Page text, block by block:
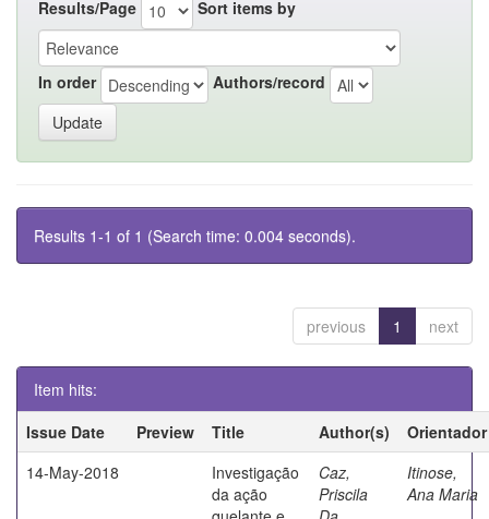
Results/Page Sort items by
In order Authors/record
Results 1-1 of 1 (Search time: 0.004 seconds).
previous 1 next
Item hits:
Issue Date
Preview Title Author(s)
Orientador
14-May-2018
Investigação
da ação
Caz,
Priscila
Itinose,
Ana Maria